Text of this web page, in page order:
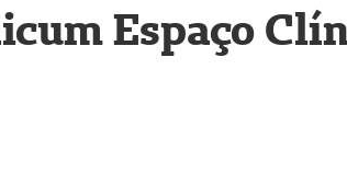
Espaço